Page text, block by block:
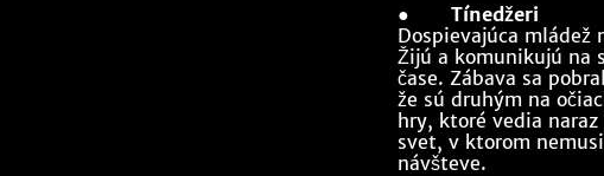
● Tínedžeri
Dospievajúca
Žijú a komunikujú na
čase. Zábava sa
že sú druhým na
hry, ktoré vedia
svet, v ktorom
návšteve.